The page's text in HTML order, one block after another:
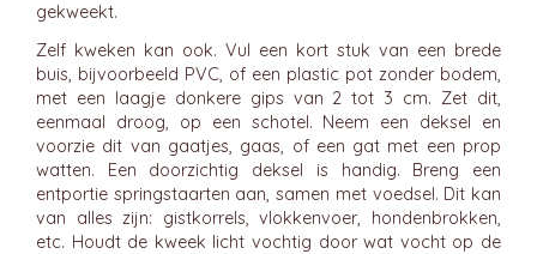
gekweekt.
Zelf kweken kan ook. Vul een kort stuk van een brede
buis, bijvoorbeeld PVC, of een plastic pot zonder bodem,
met een laagje donkere gips van 2 tot 3 cm. Zet dit,
eenmaal droog, op een schotel. Neem een deksel en
voorzie dit van gaatjes, gaas, of een gat met een prop
watten. Een doorzichtig deksel is handig. Breng een
entportie springstaarten aan, samen met voedsel. Dit kan
van alles zijn: gistkorrels, vlokkenvoer, hondenbrokken,
etc. Houdt de kweek licht vochtig door wat vocht op de